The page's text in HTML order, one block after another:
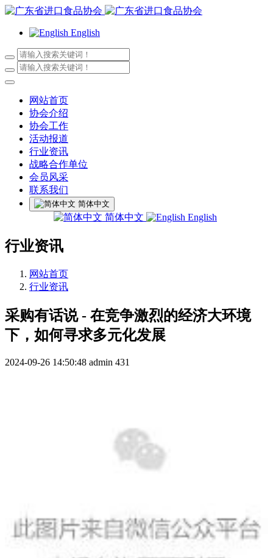
English
网站首页
协会介绍
协会工作
活动报道
行业资讯
战略合作单位
会员风采
联系我们
简体中文
简体中文 English
行业资讯
网站首页
行业资讯
采购有话说 - 在竞争激烈的经济大环境
下，如何寻求多元化发展
2024-09-26 14:50:48 admin 431